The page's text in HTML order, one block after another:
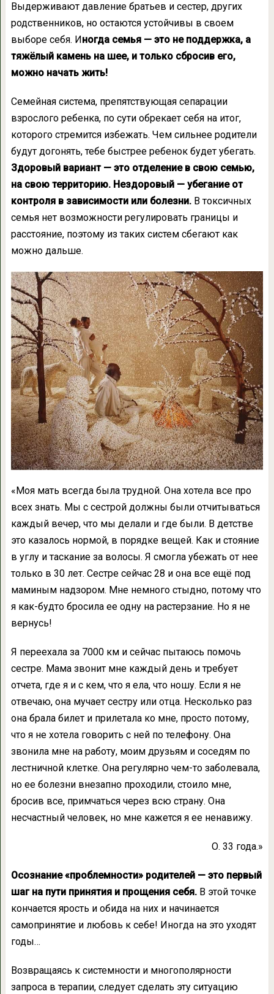
Выдерживают давление братьев и сестер, других
родственников, но остаются устойчивы в своем
выборе себя. Иногда семья — это не поддержка, а
тяжёлый камень на шее, и только сбросив его,
можно начать жить!
Семейная система, препятствующая сепарации
взрослого ребенка, по сути обрекает себя на итог,
которого стремится избежать. Чем сильнее родители
будут догонять, тебе быстрее ребенок будет убегать.
Здоровый вариант — это отделение в свою семью,
на свою территорию. Нездоровый — убегание от
контроля в зависимости или болезни. В токсичных
семья нет возможности регулировать границы и
расстояние, поэтому из таких систем сбегают как
можно дальше.
«Моя мать всегда была трудной. Она хотела все про
всех знать. Мы с сестрой должны были отчитываться
каждый вечер, что мы делали и где были. В детстве
это казалось нормой, в порядке вещей. Как и стояние
в углу и таскание за волосы. Я смогла убежать от нее
только в 30 лет. Сестре сейчас 28 и она все ещё под
маминым надзором. Мне немного стыдно, потому что
я как-будто бросила ее одну на растерзание. Но я не
вернусь!
Я переехала за 7000 км и сейчас пытаюсь помочь
сестре. Мама звонит мне каждый день и требует
отчета, где я и с кем, что я ела, что ношу. Если я не
отвечаю, она мучает сестру или отца. Несколько раз
она брала билет и прилетала ко мне, просто потому,
что я не хотела говорить с ней по телефону. Она
звонила мне на работу, моим друзьям и соседям по
лестничной клетке. Она регулярно чем-то заболевала,
но ее болезни внезапно проходили, стоило мне,
бросив все, примчаться через всю страну. Она
несчастный человек, но мне кажется я ее ненавижу.
О. 33 года.»
Осознание «проблемности» родителей — это первый
шаг на пути принятия и прощения себя. В этой точке
кончается ярость и обида на них и начинается
самопринятие и любовь к себе! Иногда на это уходят
годы…
Возвращаясь к системности и многополярности
запроса в терапии, следует сделать эту ситуацию